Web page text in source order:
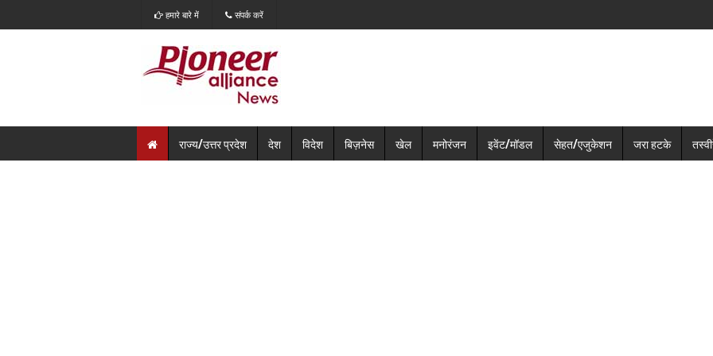
हमारे बारे में संपर्क करें
राज्य/उत्तर प्रदेश देश विदेश बिज़नेस खेल मनोरंजन इवेंट/मॉडल सेहत/एजुकेशन जरा हटके